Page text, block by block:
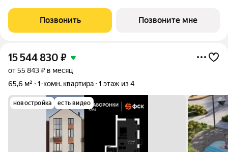
этаже, в жилом комплексе "Квартал Западный".Застройщик
сдает квартиры с отделкой в нескольких
Позвонить Позвоните мне
15 544 830 ₽
от 55 843 ₽ в месяц
65,6 м²
1-комн. квартира 1 этаж из 4
новостройка есть видео